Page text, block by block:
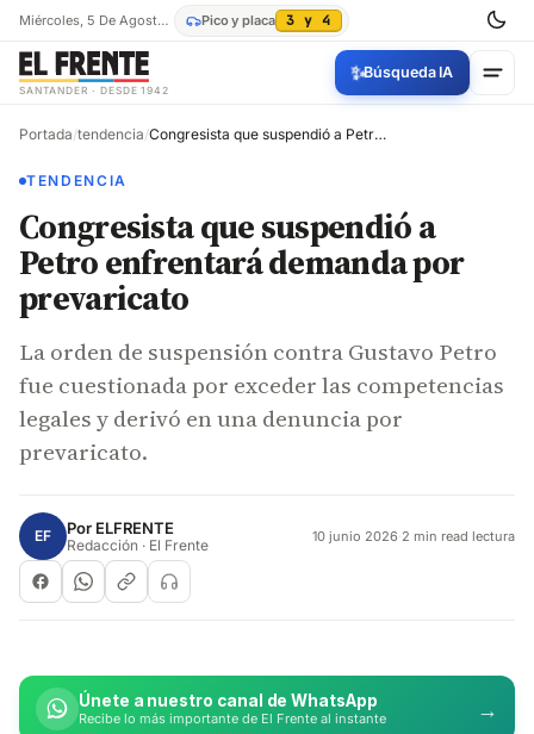
Miércoles, 5 De Agosto De 2026 Pico y placa 3 y 4
SANTANDER · DESDE 1942
✨Búsqueda IA
Portada/tendencia/ Congresista que suspendió a Petro enfrentará demanda por prevaricato
TENDENCIA
Congresista que suspendió a
Petro enfrentará demanda por
prevaricato
La orden de suspensión contra Gustavo Petro
fue cuestionada por exceder las competencias
legales y derivó en una denuncia por
prevaricato.
EF Por ELFRENTE
Redacción · El Frente 10 junio 2026·2 min read lectura
Únete a nuestro canal de WhatsApp
Recibe lo más importante de El Frente al instante →